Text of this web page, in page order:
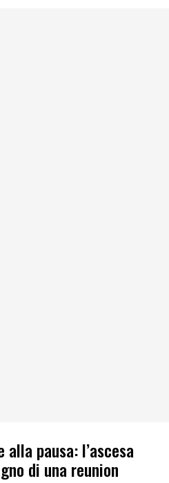
pausa: l’ascesa
di una reunion